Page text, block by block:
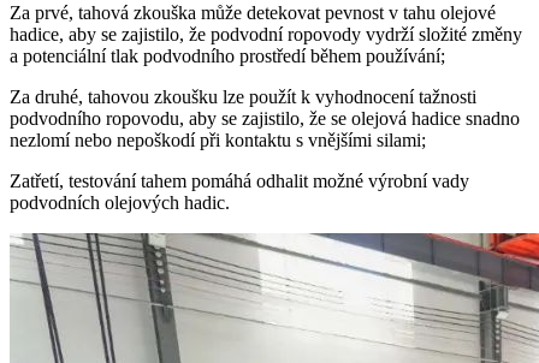
Za prvé, tahová zkouška může detekovat pevnost v tahu olejové
hadice, aby se zajistilo, že podvodní ropovody vydrží složité změny
a potenciální tlak podvodního prostředí během používání;
Za druhé, tahovou zkoušku lze použít k vyhodnocení tažnosti
podvodního ropovodu, aby se zajistilo, že se olejová hadice snadno
nezlomí nebo nepoškodí při kontaktu s vnějšími silami;
Zatřetí, testování tahem pomáhá odhalit možné výrobní vady
podvodních olejových hadic.